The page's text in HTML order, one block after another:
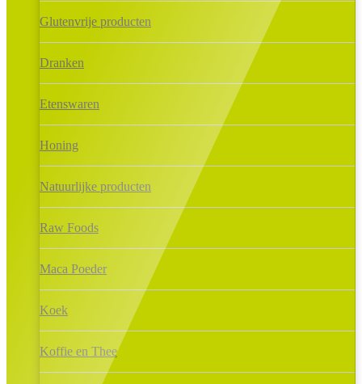
Glutenvrije producten
Dranken
Etenswaren
Honing
Natuurlijke producten
Raw Foods
Maca Poeder
Koek
Koffie en Thee